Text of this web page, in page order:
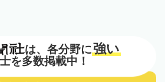
は、各分野に強い
を多数掲載中！